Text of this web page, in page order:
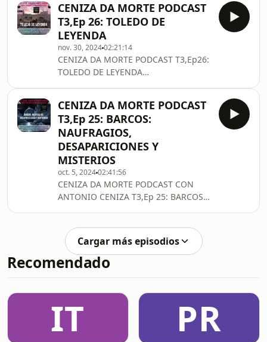
CONTENIDO: LA AMAPOLA: HISTORIA
Y LEYENDAS. LEYENDAS SOBRE LAS
MARGARITAS. LEYENDA DE LA FLOR
DE NIEVE O EDELWEISS. LEYENDAS DE
LA FLOR DEL PENSAMIENTO. LA FLOR
DE LOS MUERTOS,MARAVILLA O
CEMPASÚCHIL. EL
CENIZA DA MORTE PODCAST
T3,Ep 26: TOLEDO DE
LEYENDA
nov. 30, 202402:21:14
CENIZA DA MORTE PODCAST T3,Ep26:
TOLEDO DE LEYENDA
LEYENDA DE RAQUEL LA JUDÍA DE
TOLEDO. LEYENDA DEL DIABLO
CONFESOR. LEYENDA DEL ARROYO DE
LA DEGOLLADA. LEYENDA DE
FLORINDA CAVA. LEYENDA DEL CRISTO
DE LA CAL
CENIZA DA MORTE PODCAST
T3,Ep 25: BARCOS:
NAUFRAGIOS,
DESAPARICIONES Y
MISTERIOS
oct. 5, 202402:41:56
CENIZA DA MORTE PODCAST CON
ANTONIO CENIZA T3,Ep 25: BARCOS:
ANTONIO CENIZA ALFONSO.
CONTENIDO: LEYENDA DEL BARCO
FANTASMA OCTAVIUS. EL
SS.BAYCHIMO, EL BARCO FANTASMA
Cargar más episodios
Recomendado
IT PR